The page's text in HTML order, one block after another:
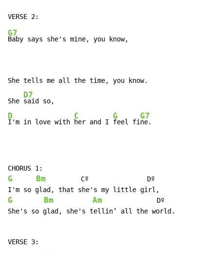
G7
Baby says she's mine, you know,
She tells me all the time, you know.
She
D7
D
I'm in love with
C
her and I
G
feel fi
G7
ne.
G Bm
         Cº               Dº
G Bm Am
              Dº
She's so glad, she's tellin’ all the world.